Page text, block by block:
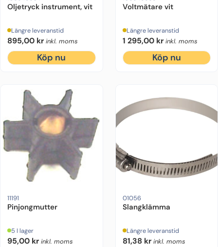
Oljetryck instrument, vit
Längre leveranstid
895,00 kr inkl. moms
Köp nu
Voltmätare vit
Längre leveranstid
1 295,00 kr inkl. moms
Köp nu
11191
Pinjongmutter
5 I lager
95,00 kr inkl. moms
01056
Slangklämma
Längre leveranstid
81,38 kr inkl. moms